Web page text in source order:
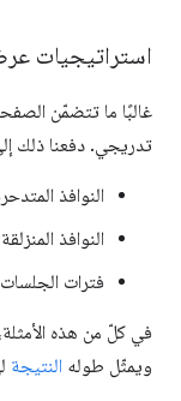
استراتيجيات
غالبًا ما تتضمّن
تدريجي. دفعنا ذلك
النوافذ
النوافذ المنزلقة
فترات الجلسات
في كلّ من هذه
ويمثّل طوله النتيجة